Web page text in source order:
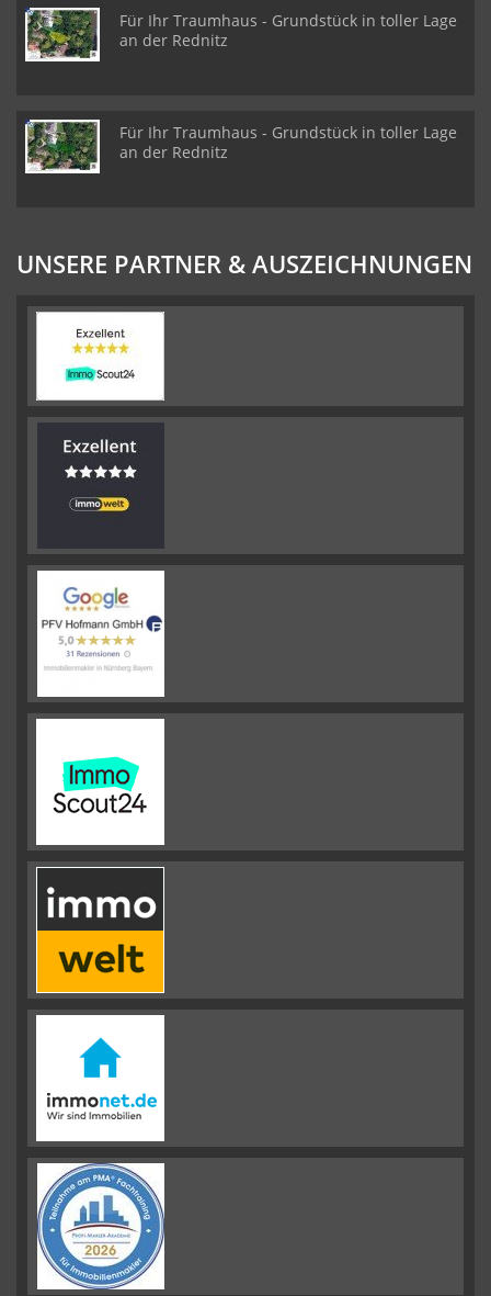
Für Ihr Traumhaus - Grundstück in toller Lage
an der Rednitz
Für Ihr Traumhaus - Grundstück in toller Lage
an der Rednitz
UNSERE PARTNER & AUSZEICHNUNGEN